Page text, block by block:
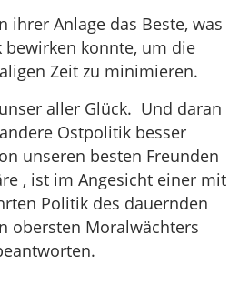
ihrer Anlage das Beste, was
konnte, um die
Zeit zu minimieren.
aller Glück. Und daran
Ostpolitik besser
unseren besten Freunden
, ist im Angesicht einer mit
Politik des dauernden
obersten Moralwächters